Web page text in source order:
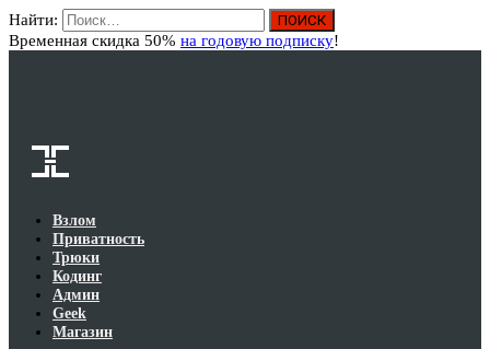
Найти:
Временная скидка 50% на годовую подписку!
Взлом
Приватность
Трюки
Кодинг
Админ
Geek
Магазин